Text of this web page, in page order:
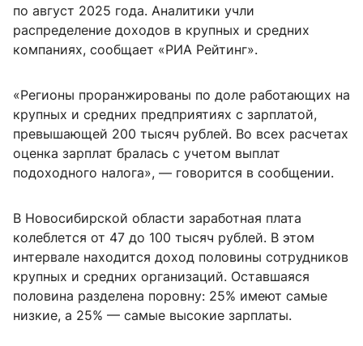
по август 2025 года. Аналитики учли
распределение доходов в крупных и средних
компаниях, сообщает «РИА Рейтинг».
«Регионы проранжированы по доле работающих на
крупных и средних предприятиях с зарплатой,
превышающей 200 тысяч рублей. Во всех расчетах
оценка зарплат бралась с учетом выплат
подоходного налога», — говорится в сообщении.
В Новосибирской области заработная плата
колеблется от 47 до 100 тысяч рублей. В этом
интервале находится доход половины сотрудников
крупных и средних организаций. Оставшаяся
половина разделена поровну: 25% имеют самые
низкие, а 25% — самые высокие зарплаты.